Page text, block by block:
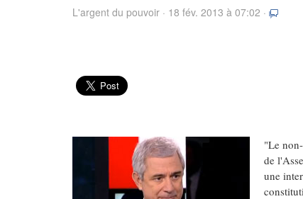
L'argent du pouvoir · 18 fév. 2013 à 07:02 ·
"Le
de
une